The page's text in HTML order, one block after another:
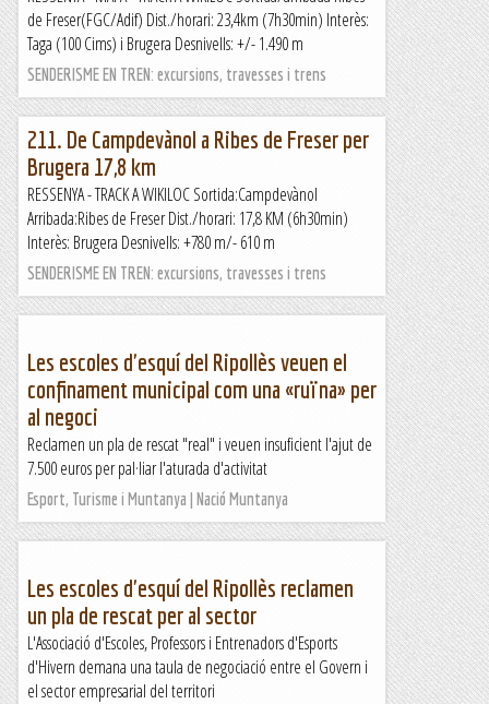
de Freser(FGC/Adif) Dist./horari: 23,4km (7h30min) Interès:
Taga (100 Cims) i Brugera Desnivells: +/- 1.490 m
SENDERISME EN TREN: excursions, travesses i trens
211. De Campdevànol a Ribes de Freser per
Brugera 17,8 km
RESSENYA - TRACK A WIKILOC Sortida:Campdevànol
Arribada:Ribes de Freser Dist./horari: 17,8 KM (6h30min)
Interès: Brugera Desnivells: +780 m/- 610 m
SENDERISME EN TREN: excursions, travesses i trens
Les escoles d'esquí del Ripollès veuen el
confinament municipal com una «ruïna» per
al negoci
Reclamen un pla de rescat "real" i veuen insuficient l'ajut de
7.500 euros per pal·liar l'aturada d'activitat
Esport, Turisme i Muntanya | Nació Muntanya
Les escoles d'esquí del Ripollès reclamen
un pla de rescat per al sector
L'Associació d'Escoles, Professors i Entrenadors d'Esports
d'Hivern demana una taula de negociació entre el Govern i
el sector empresarial del territori